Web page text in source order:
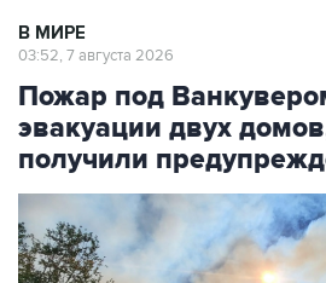
В МИРЕ
03:52, 7 августа 2026
Пожар под
эвакуации двух
получили